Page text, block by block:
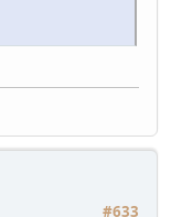
#633